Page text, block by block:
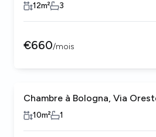
12m² 3
€660/mois
Chambre à Bologna, Via
10m² 1